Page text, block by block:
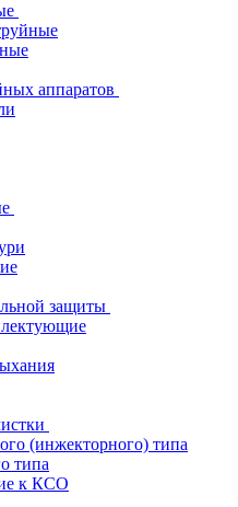
аппаратов
защиты
(инжекторного) типа
типа
к КСО